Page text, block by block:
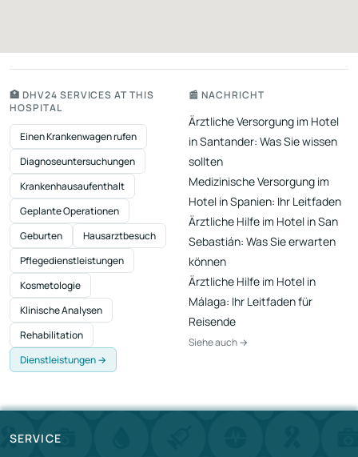
🏥 DHV24 SERVICES AT THIS
HOSPITAL
Einen Krankenwagen rufen
Diagnoseuntersuchungen
Krankenhausaufenthalt
Geplante Operationen
Geburten
Hausarztbesuch
Pflegedienstleistungen
Kosmetologie
Klinische Analysen
Rehabilitation
Dienstleistungen →
📰 NACHRICHT
Ärztliche Versorgung im Hotel
in Santander: Was Sie wissen
sollten
Medizinische Versorgung im
Hotel in Spanien: Ihr Leitfaden
Ärztliche Hilfe im Hotel in San
Sebastián: Was Sie erwarten
können
Ärztliche Hilfe im Hotel in
Málaga: Ihr Leitfaden für
Reisende
Siehe auch →
SERVICE